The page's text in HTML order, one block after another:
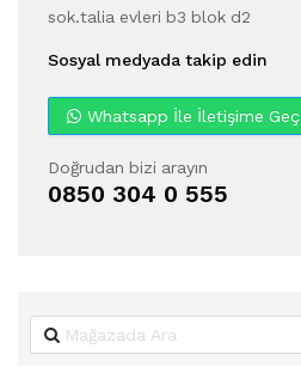
sok.talia evleri b3 blok d2
Sosyal medyada takip edin
Whatsapp İle İletişime Geç
Doğrudan bizi arayın
0850 304 0 555